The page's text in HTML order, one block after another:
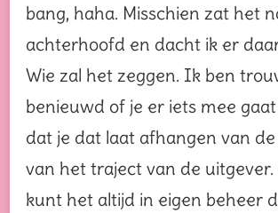
bang, haha. Misschien zat het
achterhoofd en dacht ik er
Wie zal het zeggen. Ik ben
benieuwd of je er iets mee
dat je dat laat afhangen van
van het traject van de uitgever.
kunt het altijd in eigen beheer